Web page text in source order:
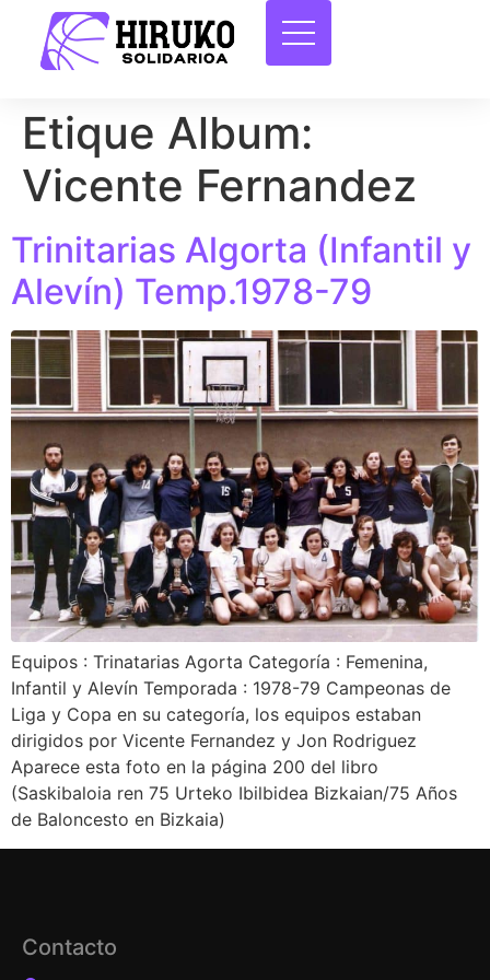
Etique Album:
Vicente Fernandez
Trinitarias Algorta (Infantil y
Alevín) Temp.1978-79
Equipos : Trinatarias Agorta Categoría : Femenina,
Infantil y Alevín Temporada : 1978-79 Campeonas de
Liga y Copa en su categoría, los equipos estaban
dirigidos por Vicente Fernandez y Jon Rodriguez
Aparece esta foto en la página 200 del libro
(Saskibaloia ren 75 Urteko Ibilbidea Bizkaian/75 Años
de Baloncesto en Bizkaia)
Contacto